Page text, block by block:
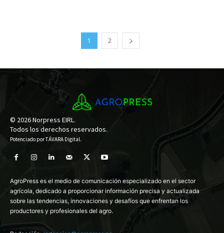
1 2
© 2026 Norpress EIRL.
Todos los derechos reservados.
Potenciado porTÁVARA Digital.
AgroPress es el medio de comunicación especializado en el sector
agrícola, dedicado a proporcionar información precisa y actualizada
sobre las tendencias, innovaciones y desafíos que enfrentan los
productores y profesionales del agro.